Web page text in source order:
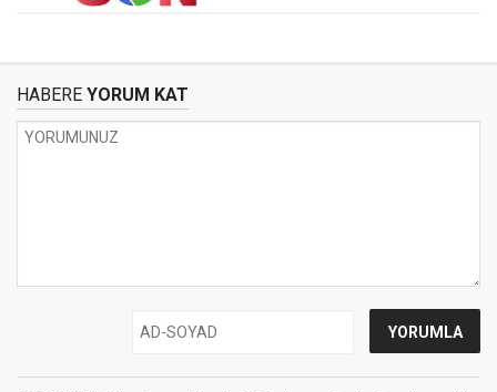
HABERE YORUM KAT